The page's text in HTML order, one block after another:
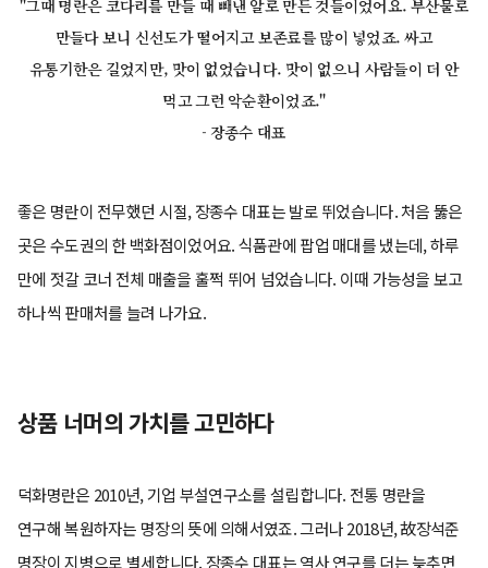
"그때 명란은 코다리를 만들 때 빼낸 알로 만든 것들이었어요. 부산물로
만들다 보니 신선도가 떨어지고 보존료를 많이 넣었죠. 싸고
유통기한은 길었지만, 맛이 없었습니다. 맛이 없으니 사람들이 더 안
먹고 그런 악순환이었죠."
- 장종수 대표
좋은 명란이 전무했던 시절, 장종수 대표는 발로 뛰었습니다. 처음 뚫은
곳은 수도권의 한 백화점이었어요. 식품관에 팝업 매대를 냈는데, 하루
만에 젓갈 코너 전체 매출을 훌쩍 뛰어 넘었습니다. 이때 가능성을 보고
하나씩 판매처를 늘려 나가요.
상품 너머의 가치를 고민하다
덕화명란은 2010년, 기업 부설연구소를 설립합니다. 전통 명란을
연구해 복원하자는 명장의 뜻에 의해서였죠. 그러나 2018년, 故장석준
명장이 지병으로 별세합니다. 장종수 대표는 역사 연구를 더는 늦추면